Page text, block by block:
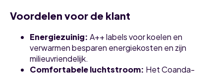
Voordelen voor de klant
Energiezuinig: A++ labels voor koelen en
verwarmen besparen energiekosten en zijn
milieuvriendelijk.
Comfortabele luchtstroom: Het Coanda-